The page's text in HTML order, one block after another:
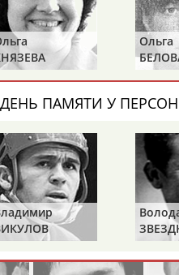
Артур
АБДРАХМАНОВ
АБДУЛДАУДОВ
о хорошо
должна знать своих
Ольга
ПАМЯТИ У